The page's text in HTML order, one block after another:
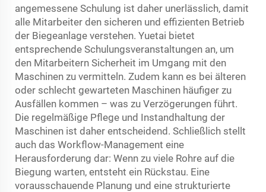
angemessene Schulung ist daher unerlässlich, damit
alle Mitarbeiter den sicheren und effizienten Betrieb
der Biegeanlage verstehen. Yuetai bietet
entsprechende Schulungsveranstaltungen an, um
den Mitarbeitern Sicherheit im Umgang mit den
Maschinen zu vermitteln. Zudem kann es bei älteren
oder schlecht gewarteten Maschinen häufiger zu
Ausfällen kommen – was zu Verzögerungen führt.
Die regelmäßige Pflege und Instandhaltung der
Maschinen ist daher entscheidend. Schließlich stellt
auch das Workflow-Management eine
Herausforderung dar: Wenn zu viele Rohre auf die
Biegung warten, entsteht ein Rückstau. Eine
vorausschauende Planung und eine strukturierte